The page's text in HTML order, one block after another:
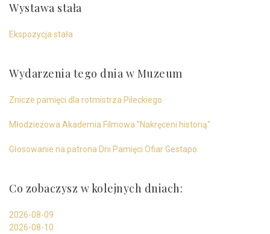
Wystawa stała
Ekspozycja stała
Wydarzenia tego dnia w Muzeum
Znicze pamięci dla rotmistrza Pileckiego
Młodzieżowa Akademia Filmowa "Nakręceni historią"
Głosowanie na patrona Dni Pamięci Ofiar Gestapo
Co zobaczysz w kolejnych dniach:
2026-08-09
2026-08-10